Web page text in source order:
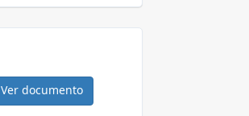
Ver documento